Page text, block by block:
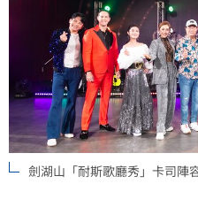
劍湖山「耐斯歌廳秀」卡司陣